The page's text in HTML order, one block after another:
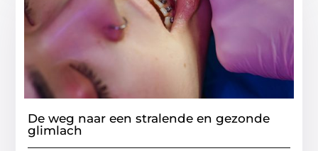
De weg naar een stralende en gezonde
glimlach